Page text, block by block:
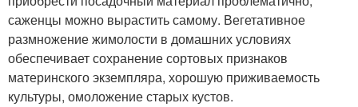
саженцы можно вырастить самому. Вегетативное
размножение жимолости в домашних условиях
обеспечивает сохранение сортовых признаков
материнского экземпляра, хорошую приживаемость
культуры, омоложение старых кустов.